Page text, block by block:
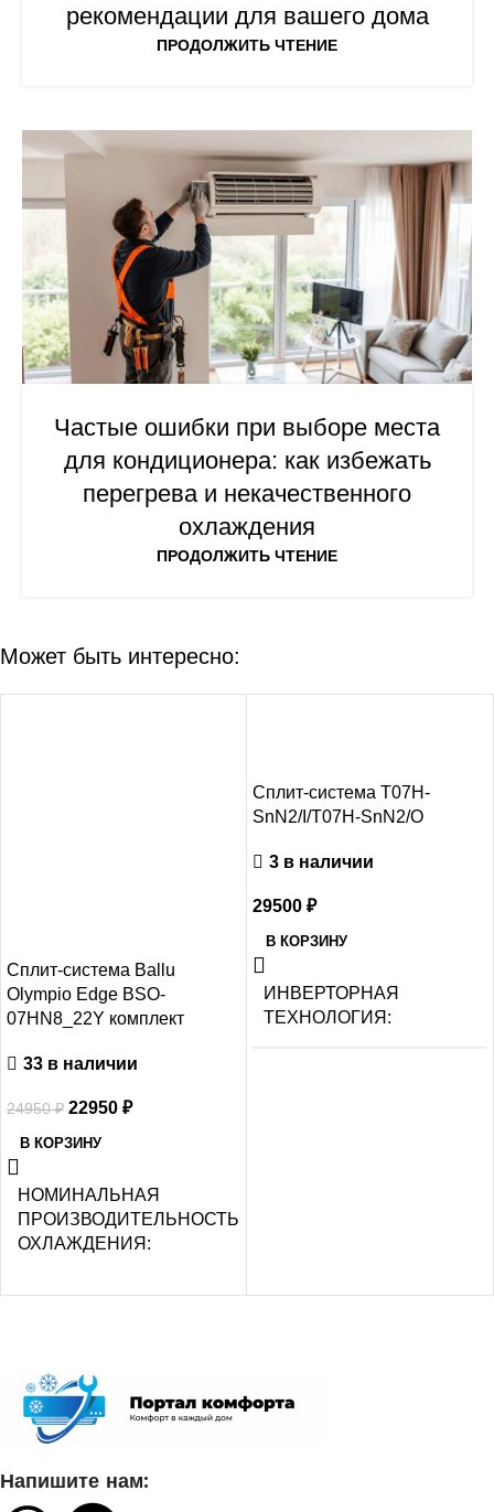
рекомендации для вашего дома
ПРОДОЛЖИТЬ ЧТЕНИЕ
Частые ошибки при выборе места
для кондиционера: как избежать
перегрева и некачественного
охлаждения
ПРОДОЛЖИТЬ ЧТЕНИЕ
Может быть интересно:
Сплит-система Ballu
Olympio Edge BSO-
07HN8_22Y комплект
33 в наличии
24950₽ 22950 ₽
В КОРЗИНУ
НОМИНАЛЬНАЯ
ПРОИЗВОДИТЕЛЬНОСТЬ
ОХЛАЖДЕНИЯ
2.05
УПРАВЛЕНИЕ C МОБИЛЬНОГО
Сплит-система T07H-
SnN2/I/T07H-SnN2/O
3 в наличии
29500 ₽
В КОРЗИНУ
ИНВЕРТОРНАЯ
ТЕХНОЛОГИЯ
0,700
Напишите нам: